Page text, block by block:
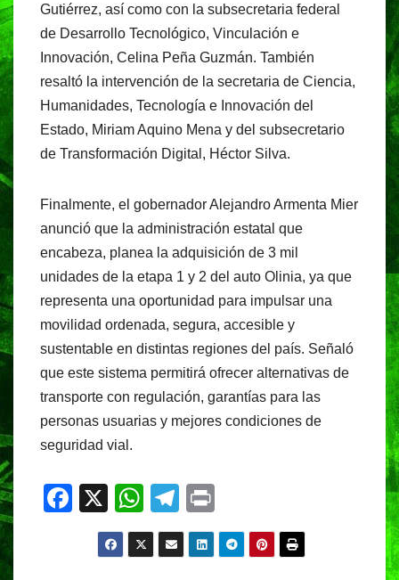
Gutiérrez, así como con la subsecretaria federal
de Desarrollo Tecnológico, Vinculación e
Innovación, Celina Peña Guzmán. También
resaltó la intervención de la secretaria de Ciencia,
Humanidades, Tecnología e Innovación del
Estado, Miriam Aquino Mena y del subsecretario
de Transformación Digital, Héctor Silva.
Finalmente, el gobernador Alejandro Armenta Mier
anunció que la administración estatal que
encabeza, planea la adquisición de 3 mil
unidades de la etapa 1 y 2 del auto Olinia, ya que
representa una oportunidad para impulsar una
movilidad ordenada, segura, accesible y
sustentable en distintas regiones del país. Señaló
que este sistema permitirá ofrecer alternativas de
transporte con regulación, garantías para las
personas usuarias y mejores condiciones de
seguridad vial.
F
X
W
h
at
T
el
e
in
t